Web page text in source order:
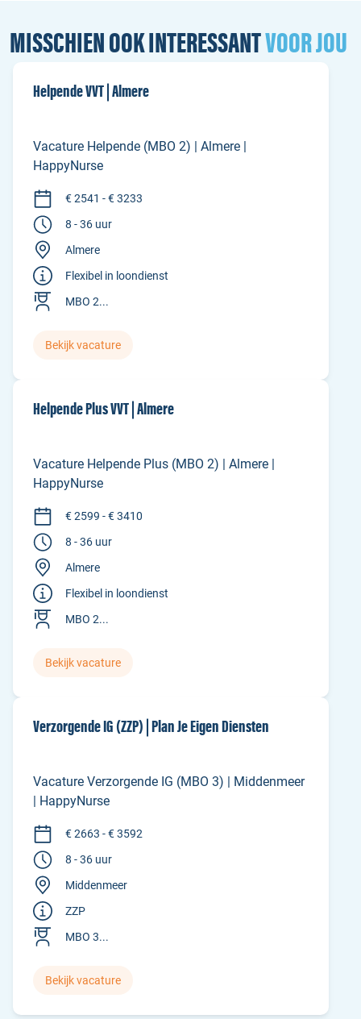
MISSCHIEN OOK INTERESSANTVOOR JOU
Helpende VVT | Almere
Vacature Helpende (MBO 2) | Almere |
HappyNurse
€ 2541 - € 3233
8 - 36 uur
Almere
Flexibel in loondienst
MBO 2...
Bekijk vacature
Helpende Plus VVT | Almere
Vacature Helpende Plus (MBO 2) | Almere |
HappyNurse
€ 2599 - € 3410
8 - 36 uur
Almere
Flexibel in loondienst
MBO 2...
Bekijk vacature
Verzorgende IG (ZZP) | Plan Je Eigen Diensten
Vacature Verzorgende IG (MBO 3) | Middenmeer
| HappyNurse
€ 2663 - € 3592
8 - 36 uur
Middenmeer
ZZP
MBO 3...
Bekijk vacature